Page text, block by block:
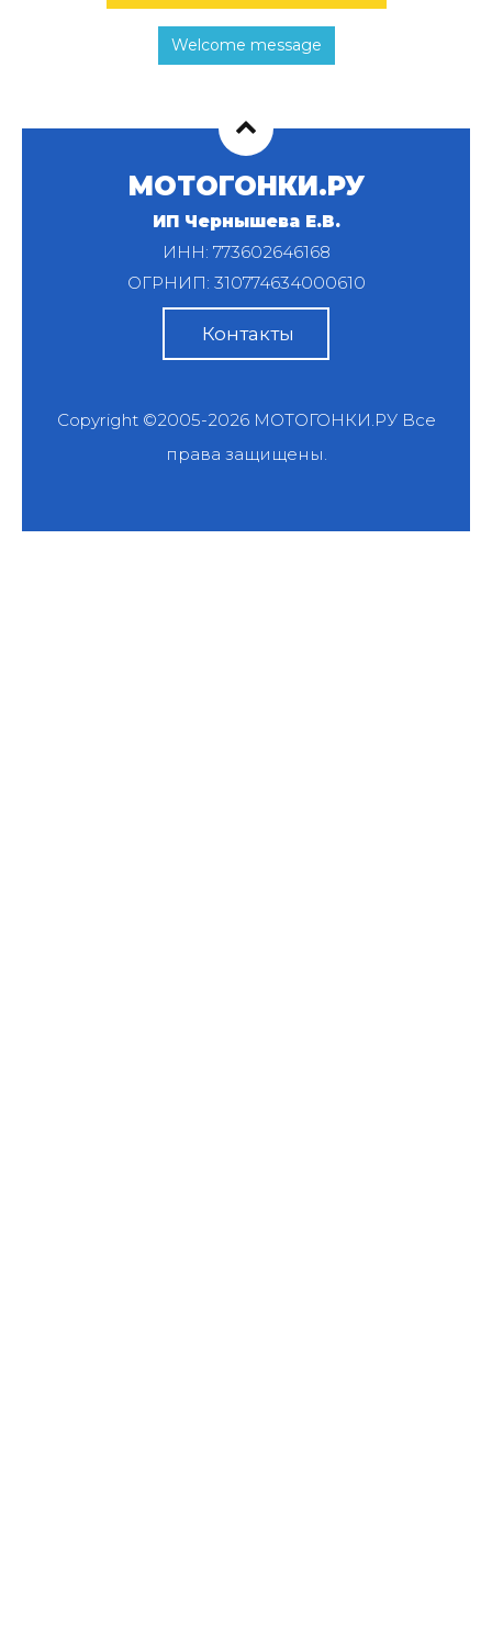
Welcome message
МОТОГОНКИ.РУ
ИП Чернышева Е.В.
ИНН: 773602646168
ОГРНИП: 310774634000610
Контакты
Copyright ©2005-2026 МОТОГОНКИ.РУВсе
права защищены.